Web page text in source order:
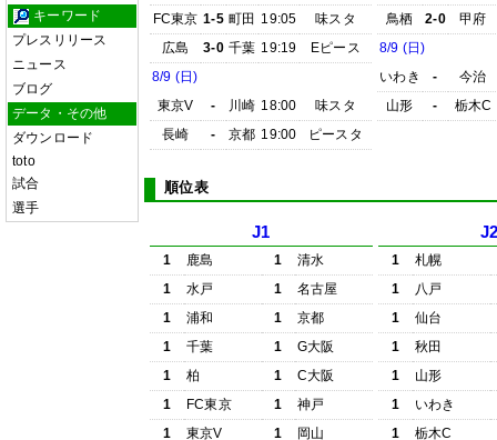
キーワード
プレスリリース
ニュース
ブログ
データ・その他
ダウンロード
toto
試合
選手
FC東京 1-5 町田 19:05
味スタ
広島
3-0 千葉 19:19
Eピース
8/9 (日)
東京V
- 川崎 18:00
味スタ
長崎
- 京都 19:00 ピースタ
鳥栖
2-0
甲府
8/9 (日)
いわき
-
今治
山形
- 栃木C
順位表
J1
1 鹿島 1
清水
1
水戸 1
名古屋
1
浦和 1
京都
1
千葉 1
G大阪
1
柏 1
C大阪
1
FC東京 1
神戸
1
東京V 1
岡山
1
札幌
1
八戸
1
仙台
1
秋田
1
山形
1
いわき
1
栃木C